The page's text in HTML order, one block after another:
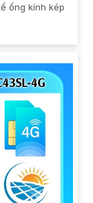
ống kính kép